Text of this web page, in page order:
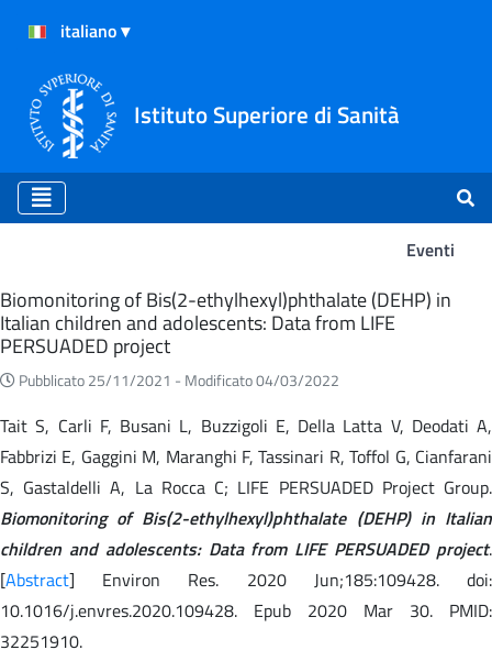
Istituto Superiore di Sanità
Eventi
Eventi
Biomonitoring of Bis(2-ethylhexyl)phthalate (DEHP) in
Italian children and adolescents: Data from LIFE
PERSUADED project
Pubblicato 25/11/2021 - Modificato 04/03/2022
Tait S, Carli F, Busani L, Buzzigoli E, Della Latta V, Deodati A,
Fabbrizi E, Gaggini M, Maranghi F, Tassinari R, Toffol G, Cianfarani
S, Gastaldelli A, La Rocca C; LIFE PERSUADED Project Group.
Biomonitoring of Bis(2-ethylhexyl)phthalate (DEHP) in Italian
children and adolescents: Data from LIFE PERSUADED project.
[Abstract] Environ Res. 2020 Jun;185:109428. doi:
10.1016/j.envres.2020.109428. Epub 2020 Mar 30. PMID:
32251910.